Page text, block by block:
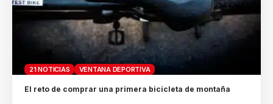
21 NOTICIAS VENTANA DEPORTIVA
El reto de comprar una primera bicicleta de montaña